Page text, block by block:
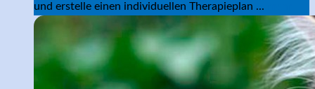
und erstelle einen individuellen Therapieplan ...